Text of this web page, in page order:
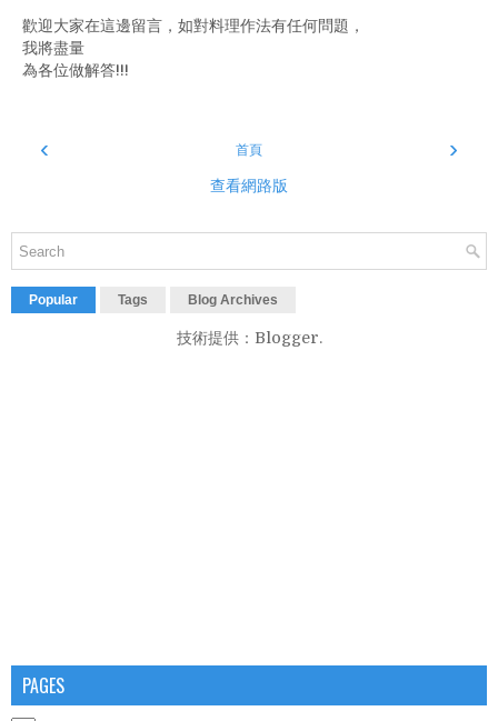
歡迎大家在這邊留言，如對料理作法有任何問題，
我將盡量
為各位做解答!!!
‹ ›
首頁
查看網路版
Popular Tags Blog Archives
技術提供： Blogger.
PAGES